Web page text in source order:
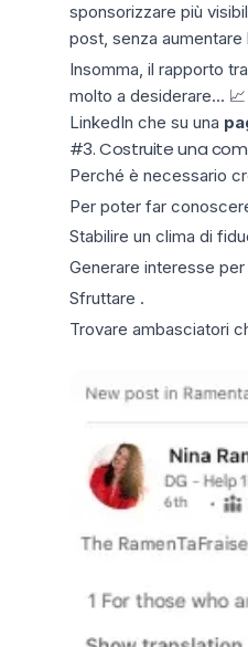
sponsorizzare più
post, senza aumentare
Insomma, il rapporto
molto a desiderare... 📈
LinkedIn che su una
#3. Costruite una
Perché è necessario
Per poter far
Stabilire un clima di
Generare interesse
Sfruttare .
Trovare ambasciatori